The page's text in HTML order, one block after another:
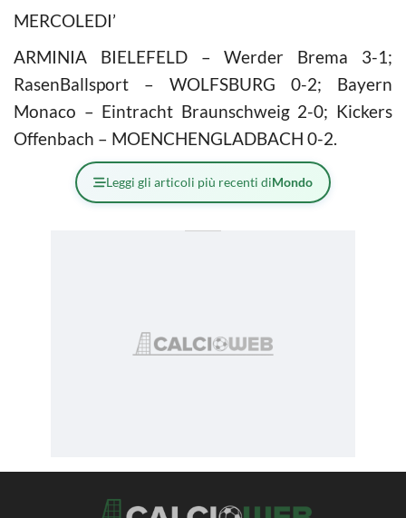
MERCOLEDI’
ARMINIA BIELEFELD – Werder Brema 3-1;
RasenBallsport – WOLFSBURG 0-2; Bayern
Monaco – Eintracht Braunschweig 2-0; Kickers
Offenbach – MOENCHENGLADBACH 0-2.
Leggi gli articoli più recenti diMondo